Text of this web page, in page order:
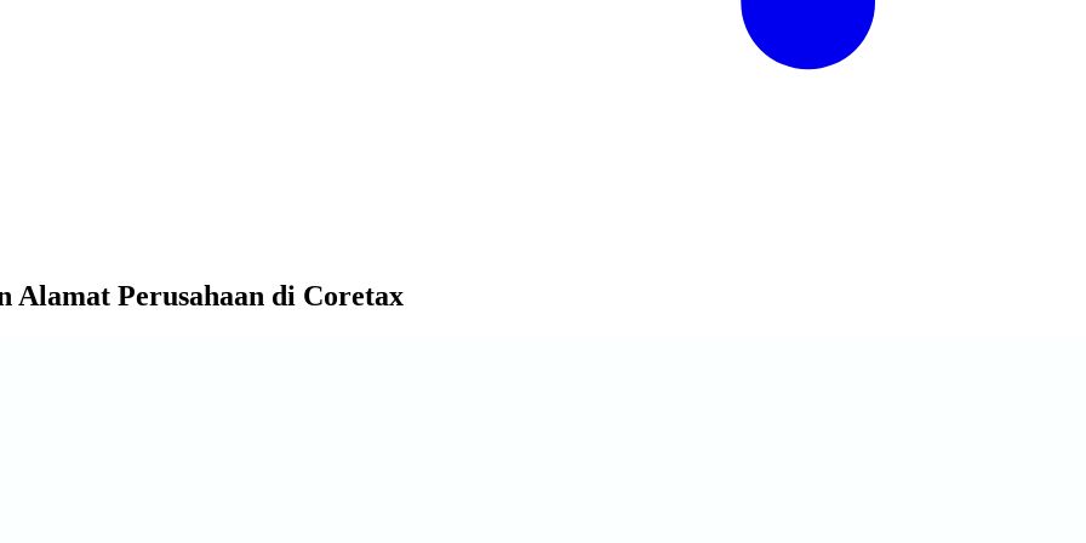
Alamat Perusahaan di Coretax